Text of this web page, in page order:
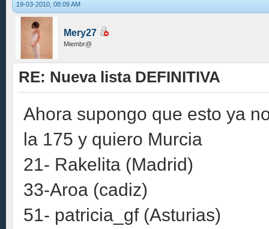
19-03-2010, 08:09 AM
Mery27
Miembr@
RE: Nueva lista DEFINITIVA
Ahora supongo que esto ya
la 175 y quiero Murcia
21- Rakelita (Madrid)
33-Aroa (cadiz)
51- patricia_gf (Asturias)